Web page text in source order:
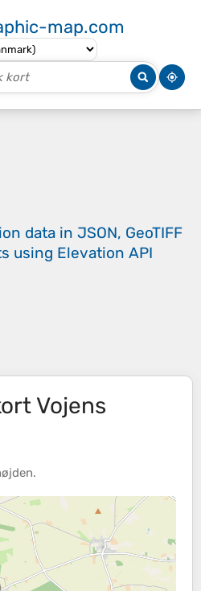
map.com
data in JSON, GeoTIFF
using Elevation API
Vojens
.